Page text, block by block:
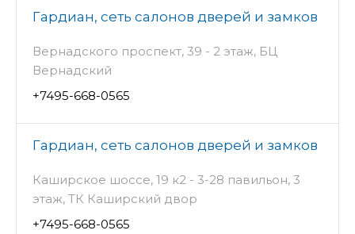
Гардиан, сеть салонов дверей и замков
Вернадского проспект, 39 - 2 этаж, БЦ
Вернадский
+7495-668-0565
Гардиан, сеть салонов дверей и замков
Каширское шоссе, 19 к2 - 3-28 павильон, 3
этаж, ТК Каширский двор
+7495-668-0565